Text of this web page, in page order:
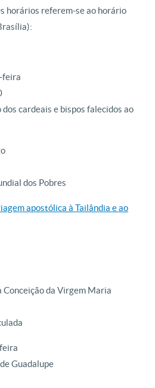
horários referem-se ao horário
feira
cardeais e bispos falecidos ao
dos Pobres
apostólica à Tailândia e ao
Conceição da Virgem Maria
Guadalupe